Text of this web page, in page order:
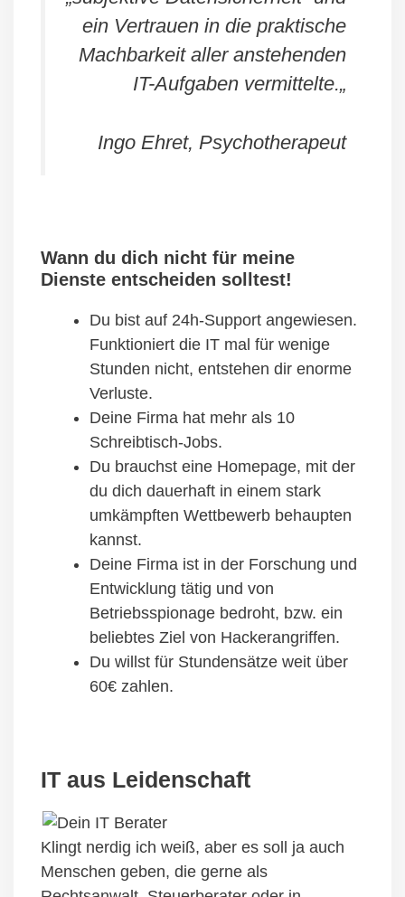
ein Vertrauen in die praktische
Machbarkeit aller anstehenden
IT-Aufgaben vermittelte.„
Ingo Ehret, Psychotherapeut
Wann du dich nicht für meine
Dienste entscheiden solltest!
Du bist auf 24h-Support angewiesen.
Funktioniert die IT mal für wenige
Stunden nicht, entstehen dir enorme
Verluste.
Deine Firma hat mehr als 10
Schreibtisch-Jobs.
Du brauchst eine Homepage, mit der
du dich dauerhaft in einem stark
umkämpften Wettbewerb behaupten
kannst.
Deine Firma ist in der Forschung und
Entwicklung tätig und von
Betriebsspionage bedroht, bzw. ein
beliebtes Ziel von Hackerangriffen.
Du willst für Stundensätze weit über
60€ zahlen.
IT aus Leidenschaft
Klingt nerdig ich weiß, aber es soll ja auch
Menschen geben, die gerne als